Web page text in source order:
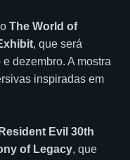
The World of
, que será
dezembro. A mostra
inspiradas em
Resident Evil 30th
of Legacy, que